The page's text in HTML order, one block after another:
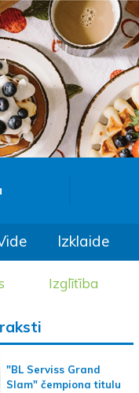
Izklaide
Izglītība
"BL Serviss Grand
Slam" čempiona titulu